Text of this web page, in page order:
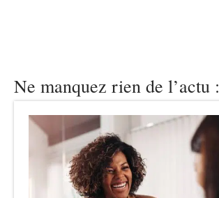
Ne manquez rien de l’actu :